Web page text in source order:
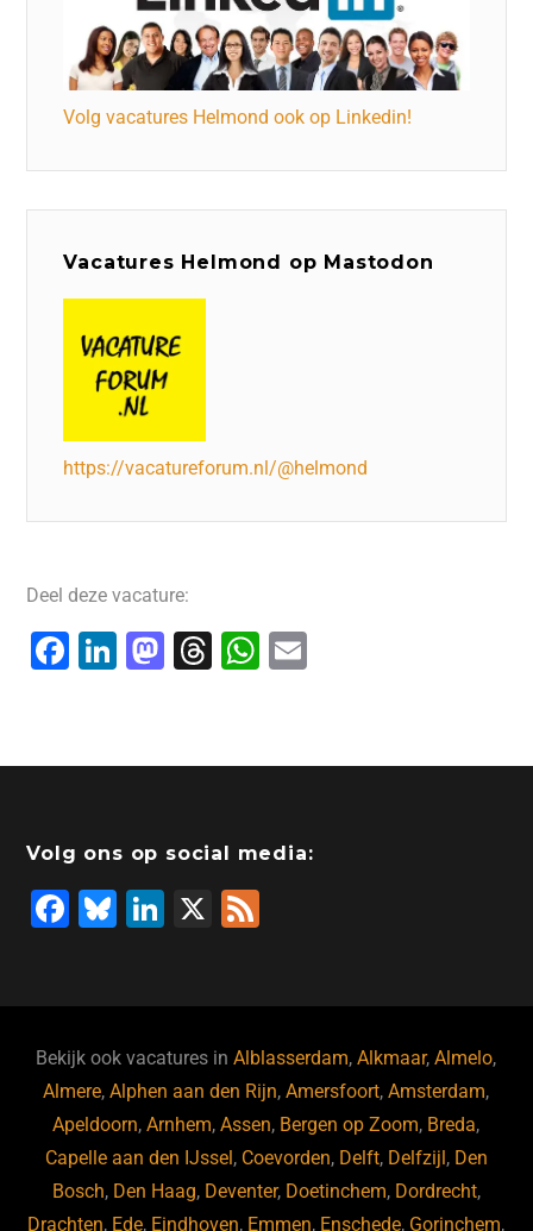
Volg vacatures Helmond ook op Linkedin!
Vacatures Helmond op Mastodon
https://vacatureforum.nl/@helmond
Deel deze vacature:
F
e
o
o
k
Li
e
n
M
o
o
T
a
s
W
s
p
l
Volg ons op social media:
F
b
o
o
k
Bl
ky
Li
dI
n
X
Bekijk ook vacatures inAlblasserdam,Alkmaar,Almelo,
Almere,Alphen aan den Rijn,Amersfoort,Amsterdam,
Apeldoorn,Arnhem,Assen, Bergen op Zoom, Breda,
Capelle aan den IJssel, Coevorden, Delft, Delfzijl, Den
Bosch, Den Haag, Deventer, Doetinchem, Dordrecht,
Drachten, Ede, Eindhoven, Emmen, Enschede, Gorinchem,